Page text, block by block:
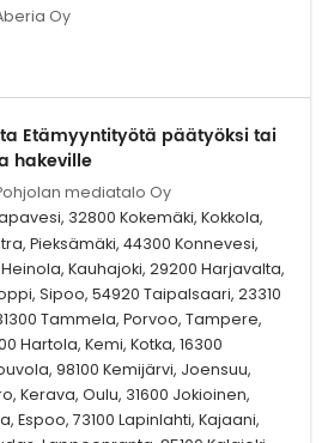
Oy
Etämyyntityötä päätyöksi tai
hakeville
mediatalo Oy
32800 Kokemäki, Kokkola,
Pieksämäki, 44300 Konnevesi,
Heinola, Kauhajoki, 29200 Harjavalta,
Sipoo, 54920 Taipalsaari, 23310
Tammela, Porvoo, Tampere,
Hartola, Kemi, Kotka, 16300
98100 Kemijärvi, Joensuu,
Kerava, Oulu, 31600 Jokioinen,
Espoo, 73100 Lapinlahti, Kajaani,